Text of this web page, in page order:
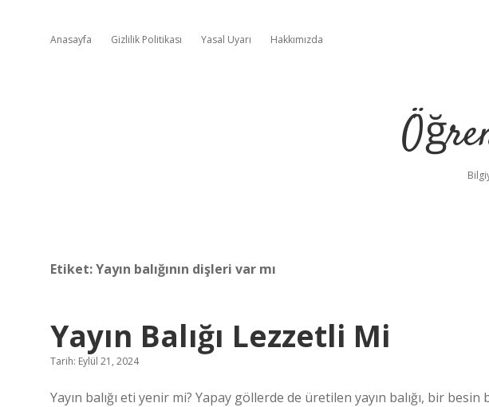
Anasayfa Gizlilik Politikası Yasal Uyarı Hakkımızda
Etiket:Yayın balığının dişleri var mı
Yayın Balığı Lezzetli Mi
Tarih: Eylül 21, 2024
Yayın balığı eti yenir mi? Yapay göllerde de üretilen yayın balığı, bir besin